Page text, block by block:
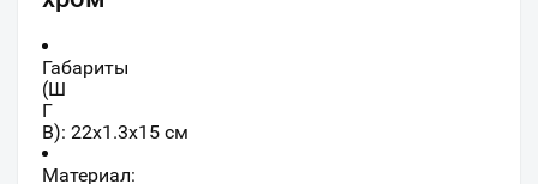
Габариты
(Ш
Г
В): 22x1.3x15 см
Материал: